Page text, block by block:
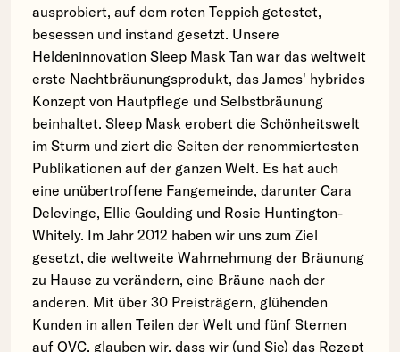
ausprobiert, auf dem roten Teppich getestet,
besessen und instand gesetzt. Unsere
Heldeninnovation Sleep Mask Tan war das weltweit
erste Nachtbräunungsprodukt, das James' hybrides
Konzept von Hautpflege und Selbstbräunung
beinhaltet. Sleep Mask erobert die Schönheitswelt
im Sturm und ziert die Seiten der renommiertesten
Publikationen auf der ganzen Welt. Es hat auch
eine unübertroffene Fangemeinde, darunter Cara
Delevinge, Ellie Goulding und Rosie Huntington-
Whitely. Im Jahr 2012 haben wir uns zum Ziel
gesetzt, die weltweite Wahrnehmung der Bräunung
zu Hause zu verändern, eine Bräune nach der
anderen. Mit über 30 Preisträgern, glühenden
Kunden in allen Teilen der Welt und fünf Sternen
auf QVC, glauben wir, dass wir (und Sie) das Rezept